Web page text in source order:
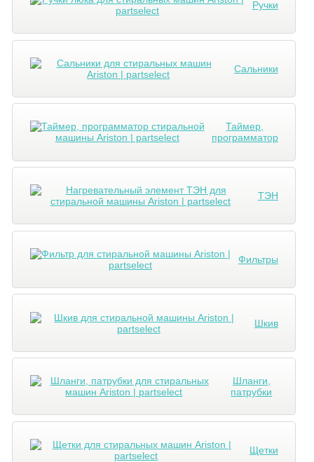
Ручки
Сальники
Таймер,
программатор
ТЭН
Фильтры
Шкив
Шланги,
патрубки
Щетки